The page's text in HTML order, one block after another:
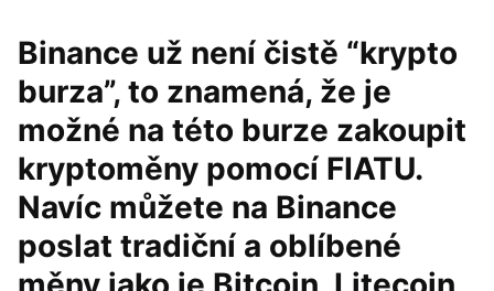
Binance už není čistě “krypto
burza”, to znamená, že je
možné na této burze zakoupit
kryptoměny pomocí FIATU.
Navíc můžete na Binance
poslat tradiční a oblíbené